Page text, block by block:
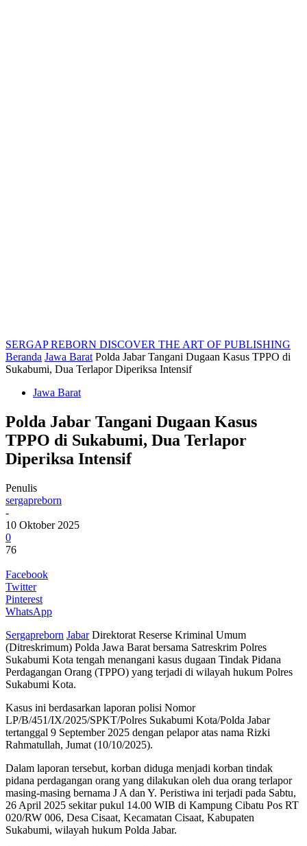
SERGAP REBORN DISCOVER THE ART OF PUBLISHING
Beranda Jawa Barat Polda Jabar Tangani Dugaan Kasus TPPO di
Sukabumi, Dua Terlapor Diperiksa Intensif
Jawa Barat
Polda Jabar Tangani Dugaan Kasus
TPPO di Sukabumi, Dua Terlapor
Diperiksa Intensif
Penulis
sergapreborn
-
10 Oktober 2025
0
76
Facebook
Twitter
Pinterest
WhatsApp
Sergapreborn JabarDirektorat Reserse Kriminal Umum
(Ditreskrimum) Polda Jawa Barat bersama Satreskrim Polres
Sukabumi Kota tengah menangani kasus dugaan Tindak Pidana
Perdagangan Orang (TPPO) yang terjadi di wilayah hukum Polres
Sukabumi Kota.
Kasus ini berdasarkan laporan polisi Nomor
LP/B/451/IX/2025/SPKT/Polres Sukabumi Kota/Polda Jabar
tertanggal 9 September 2025 dengan pelapor atas nama Rizki
Rahmatullah, Jumat (10/10/2025).
Dalam laporan tersebut, korban diduga menjadi korban tindak
pidana perdagangan orang yang dilakukan oleh dua orang terlapor
masing-masing bernama J A dan Y. Peristiwa ini terjadi pada Sabtu,
26 April 2025 sekitar pukul 14.00 WIB di Kampung Cibatu Pos RT
020/RW 006, Desa Cisaat, Kecamatan Cisaat, Kabupaten
Sukabumi, wilayah hukum Polda Jabar.